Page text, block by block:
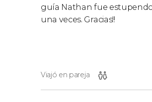
guía Nathan fue
una veces. Gracias!!
Viajó en pareja